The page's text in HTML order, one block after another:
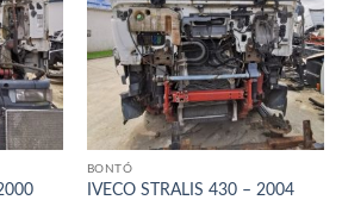
BONTÓ
IVECO STRALIS 430 – 2004